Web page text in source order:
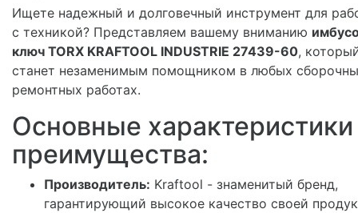
Ищете надежный и долговечный инструмент для
с техникой? Представляем вашему вниманию
ключ TORX KRAFTOOL INDUSTRIE 27439-60,
станет незаменимым помощником в любых
ремонтных работах.
Основные
преимущества:
Производитель: Kraftool - знаменитый бренд,
гарантирующий высокое качество своей